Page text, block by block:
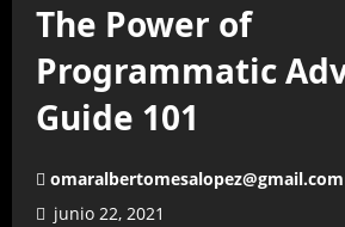
The Power of
Programmatic
Guide 101
omaralbertomesalopez@gmail.com
junio 22, 2021